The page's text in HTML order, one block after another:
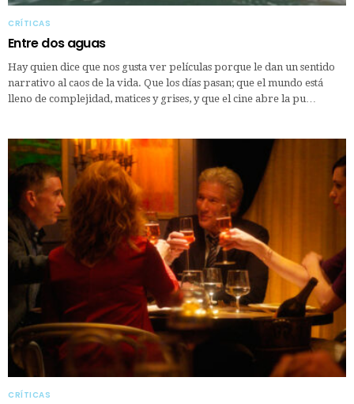
CRÍTICAS
Entre dos aguas
Hay quien dice que nos gusta ver películas porque le dan un sentido
narrativo al caos de la vida. Que los días pasan; que el mundo está
lleno de complejidad, matices y grises, y que el cine abre la pu…
CRÍTICAS